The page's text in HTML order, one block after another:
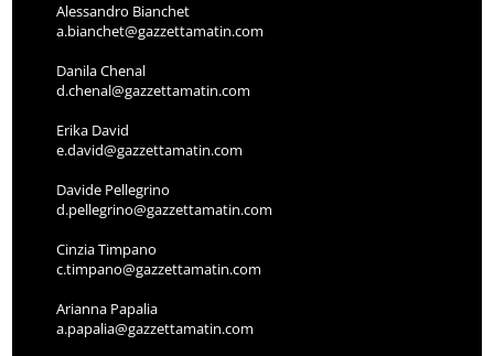
Alessandro Bianchet
a.bianchet@gazzettamatin.com
Danila Chenal
d.chenal@gazzettamatin.com
Erika David
e.david@gazzettamatin.com
Davide Pellegrino
d.pellegrino@gazzettamatin.com
Cinzia Timpano
c.timpano@gazzettamatin.com
Arianna Papalia
a.papalia@gazzettamatin.com